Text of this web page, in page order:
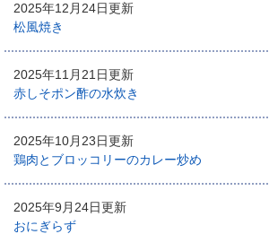
2025年12月24日更新
松風焼き
2025年11月21日更新
赤しそポン酢の水炊き
2025年10月23日更新
鶏肉とブロッコリーのカレー炒め
2025年9月24日更新
おにぎらず